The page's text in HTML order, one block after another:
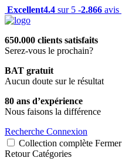
Excellent4.4 sur 5 -2.866 avis
650.000 clients satisfaits
Serez-vous le prochain?
BAT gratuit
Aucun doute sur le résultat
80 ans d’expérience
Nous faisons la différence
Recherche Connexion
Collection complète Fermer
Retour Catégories